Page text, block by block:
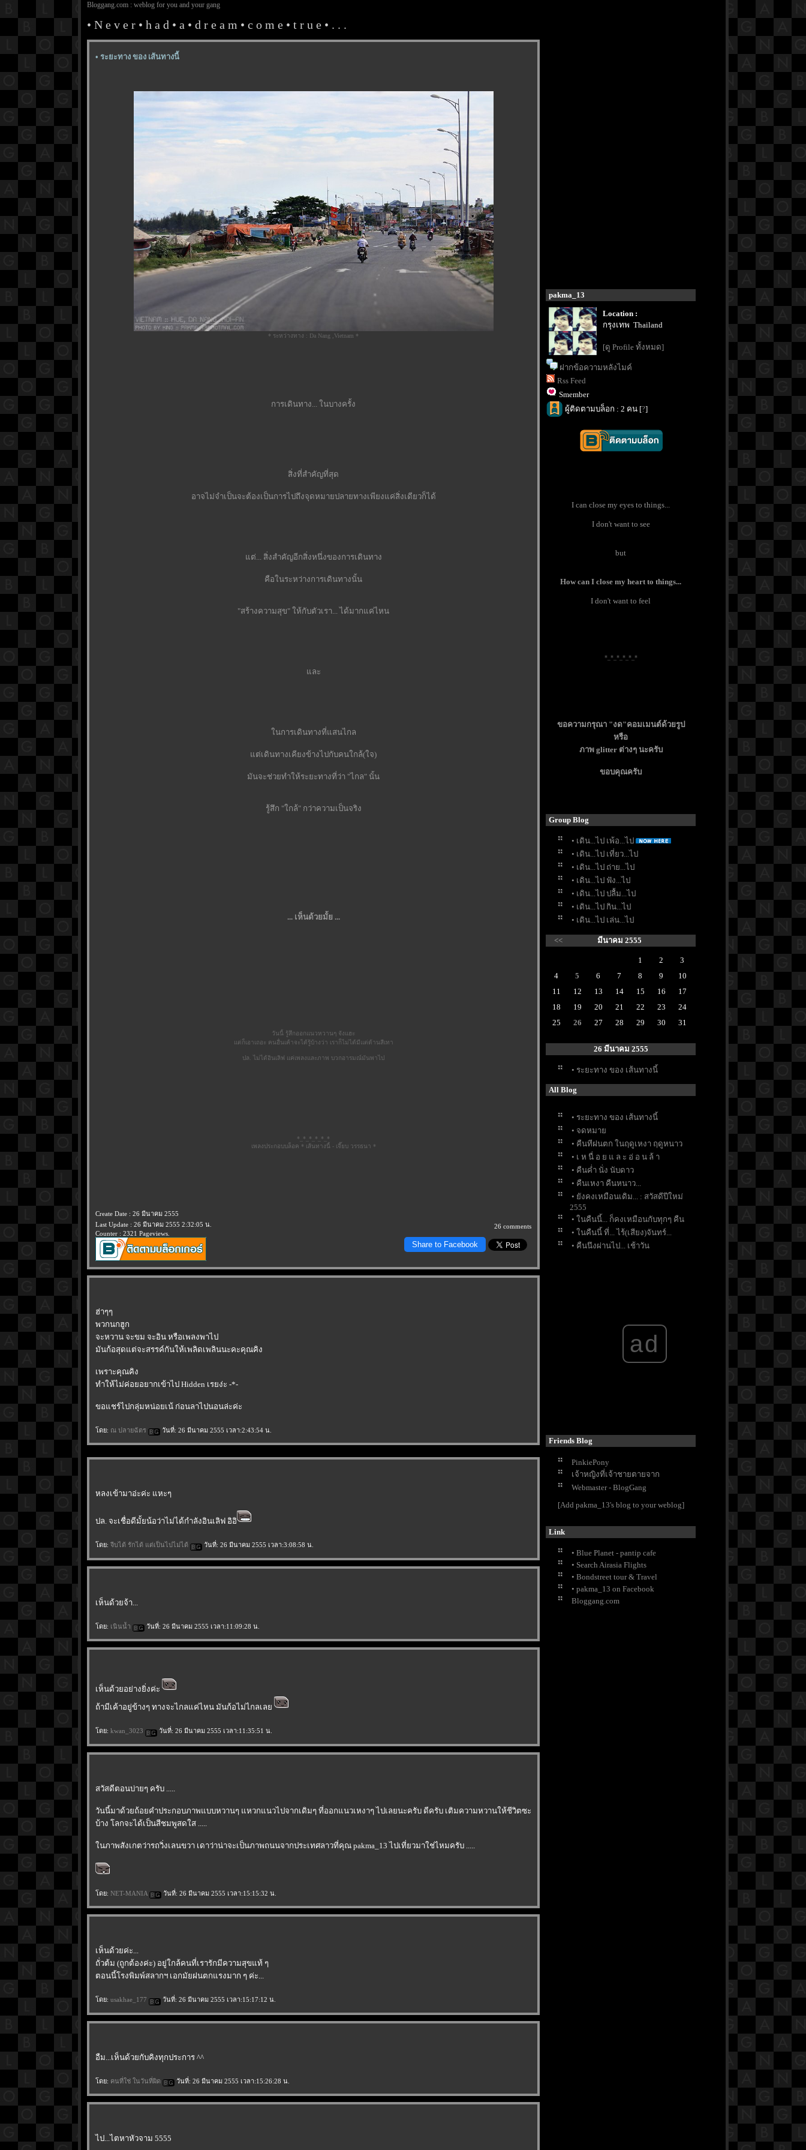
Bloggang.com : weblog for you and your gang
• N e v e r • h a d • a • d r e a m • c o m e • t r u e • . . .
• ระยะทาง ของ เส้นทางนี้
* ระหว่างทาง : Da Nang ,Vietnam *
การเดินทาง... ในบางครั้ง
สิ่งที่สำคัญที่สุด
อาจไม่จำเป็นจะต้องเป็นการไปถึงจุดหมายปลายทางเพียงแค่สิ่งเดียวก็ได้
ต่... สิ่งสำคัญอีกสิ่งหนึ่งของการเดินทาง
คือในระหว่างการเดินทางนั้น
"สร้างความสุข" ให้กับตัวเรา... ได้มากแค่ไหน
ละ
นการเดินทางที่แสนไกล
ต่เดินทางเคียงข้างไปกับคนใกล้(ใจ)
มันจะช่วยทำให้ระยะทางที่ว่า "ไกล" นั้น
รู้สึก "ใกล้" กว่าความเป็นจริง
... เห็นด้วยมั้ย ...
วันนี้ รู้สึกออกแนวหวานๆ จังแฮะ
ต่ก็เอาเถอะ คนอื่นเค้าจะได้รู้บ้างว่า เราก็ไม่ได้มีแต่ด้านสีเทา
ปล. ไม่ได้อินเลิฟ แค่เพลงและภาพ บวกอารมณ์มันพาไป
*_*_*_*_*_*
เพลงประกอบบล็อค * เส้นทางนี้ - เจี๊ยบ วรรธนา *
Create Date : 26 มีนาคม 2555
Last Update : 26 มีนาคม 2555 2:32:05 น.
Counter : 2321 Pageviews.
26 comments
Share to Facebook
ฮ่าๆๆ
พวกนกฮูก
จะหวาน จะขม จะอิน หรือเพลงพาไป
มันก้อสุดแต่จะสรรค์กันให้เพลิดเพลินนะคะคุณคิง
เพราะคุณคิง
ทำให้ไม่ค่อยอยากเข้าไป Hidden เรยง่ะ -*-
ขอแชร์ไปกลุ่มหน่อยเน้ ก่อนลาไปนอนล่ะค่ะ
ดย: ณ ปลายฉัตร วันที่: 26 มีนาคม 2555 เวลา:2:43:54 น.
หลงเข้ามาอ่ะค่ะ แหะๆ
ปล. จะเชื่อดีมั้ยน้อว่าไม่ได้กำลังอินเลิฟ อิอิ
ดย: จีบได้ รักได้ แต่เป็นไปไม่ได้ วันที่: 26 มีนาคม 2555 เวลา:3:08:58 น.
เห็นด้วยจ้า...
ดย: เนินน้ำ วันที่: 26 มีนาคม 2555 เวลา:11:09:28 น.
เห็นด้วยอย่างยิ่งค่ะ
ถ้ามีเค้าอยู่ข้างๆ ทางจะไกลแค่ไหน มันก้อไม่ไกลเล
ดย: kwan_3023 วันที่: 26 มีนาคม 2555 เวลา:11:35:51 น.
สวัสดีตอนบ่ายๆ ครับ .....
วันนี้มาด้วยถ้อยคำประกอบภาพแบบหวานๆ แหวกแนวไปจากเดิมๆ ที่ออกแนวเหงาๆ ไปเลยนะครับ ดีครับ เติมความหวานให้ชีวิตซะ
บ้าง โลกจะได้เป็นสีชมพูสดใส .....
นภาพสังเกตว่ารถวิ่งเลนขวา เดาว่าน่าจะเป็นภาพถนนจากประเทศลาวที่คุณ pakma_13 ไปเที่ยวมาใช่ไหมครับ .....
ดย: NET-MANIA วันที่: 26 มีนาคม 2555 เวลา:15:15:32 น.
เห็นด้วยค่ะ...
ถั่วต้ม (ถูกต้องค่ะ) อยู่ใกล้คนที่เรารักมีความสุขแท้ ๆ
ตอนนี้โรงพิมพ์สลากฯ เอกมัยฝนตกแรงมาก ๆ ค่ะ...
ดย: usakhae_177 วันที่: 26 มีนาคม 2555 เวลา:15:17:12 น.
อืม...เห็นด้วยกับคิงทุกประการ ^^
ดย: คนที่ใช่ ในวันที่ผิด วันที่: 26 มีนาคม 2555 เวลา:15:26:28 น.
ไป...ไตหาหัวจาม 5555
pakma_13
Location :
กรุงเทพ Thailand
[ดู Profile ทั้งหมด]
ฝากข้อความหลังไมค์
Rss Feed
Smember
ผู้ติดตามบล็อก : 2 คน [?]
I can close my eyes to things...
I don't want to see
but
How can I close my heart to things...
I don't want to feel
*_*_*_*_*_*
ขอความกรุณา "งด"คอมเมนต์ด้วยรูป
หรือ
ภาพ glitter ต่างๆ นะครับ
ขอบคุณครับ
Group Blog
• เดิน...ไป เพ้อ...ไป
• เดิน...ไป เที่ยว...ไป
• เดิน...ไป ถ่าย...ไป
• เดิน...ไป ฟัง...ไป
• เดิน...ไป ปลื้ม...ไป
• เดิน...ไป กิน...ไป
• เดิน...ไป เล่น...ไป
<< มีนาคม 2555
1 2
3
4
5 6 7 8 9
10
11
12 13 14 15 16
17
18
19 20 21 22 23
24
25
26 27 28 29 30 31
26 มีนาคม 2555
• ระยะทาง ของ เส้นทางนี้
All Blog
• ระยะทาง ของ เส้นทางนี้
• จดหมา
• คืนทีฝนตก ในฤดูเหงา ฤดูหนาว
• เ ห นื่ อ ย แ ล ะ อ่ อ น ล้ า
• คืนค่ำ นั่ง นับดาว
• คืนเหงา คืนหนาว...
• ยังคงเหมือนเดิม... : สวัสดีปีใหม่
2555
• ในคืนนี้... ก็คงเหมือนกับทุกๆ คืน
• ในคืนนี้ ที่... ไร้(เสียง)จันทร์...
• คืนนึงผ่านไป... เช้าวัน
ad
Friends Blog
PinkiePony
เจ้าหญิงที่เจ้าชายตายจาก
Webmaster - BlogGang
[Add pakma_13's blog to your weblog]
Link
• Blue Planet - pantip cafe
• Search Airasia Flights
• Bondstreet tour & Travel
• pakma_13 on Facebook
Bloggang.com